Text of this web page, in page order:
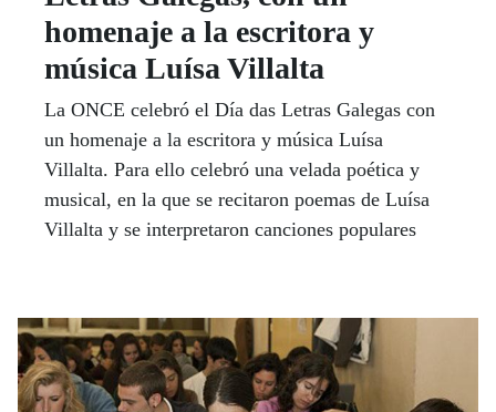
homenaje a la escritora y
música Luísa Villalta
La ONCE celebró el Día das Letras Galegas con
un homenaje a la escritora y música Luísa
Villalta. Para ello celebró una velada poética y
musical, en la que se recitaron poemas de Luísa
Villalta y se interpretaron canciones populares